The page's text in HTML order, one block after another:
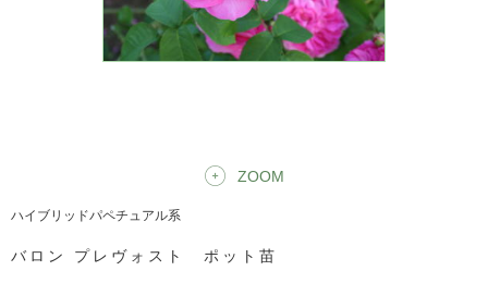
ZOOM
ハイブリッドパペチュアル系
バロン プレヴォスト ポット苗